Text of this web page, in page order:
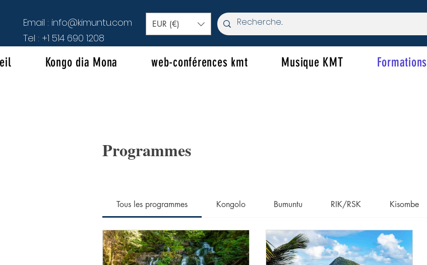
Email : info@kimuntu.com
Tel : +1 514 690 1208
EUR (€)
Kongo dia Mona web-conférences kmt Musique KMT Formations
Programmes
Tous les programmes Kongolo Bumuntu RIK/RSK Kisombe